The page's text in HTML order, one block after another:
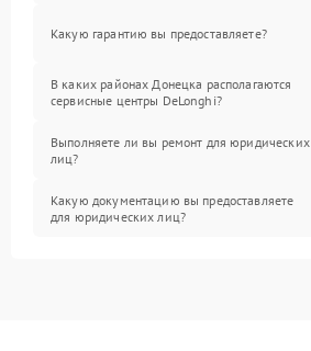
Какую гарантию вы предоставляете?
В каких районах Донецка располагаются
сервисные центры DeLonghi?
Выполняете ли вы ремонт для юридических
лиц?
Какую документацию вы предоставляете
для юридических лиц?